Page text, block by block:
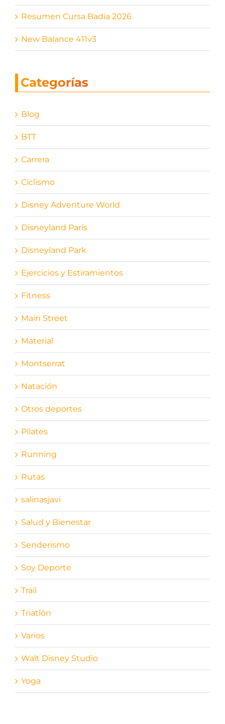
Resumen Cursa Badia 2026
New Balance 411v3
Categorías
Blog
BTT
Carrera
Ciclismo
Disney Adventure World
Disneyland París
Disneyland Park
Ejercicios y Estiramientos
Fitness
Main Street
Material
Montserrat
Natación
Otros deportes
Pilates
Running
Rutas
salinasjavi
Salud y Bienestar
Senderismo
Soy Deporte
Trail
Triatlón
Varios
Walt Disney Studio
Yoga